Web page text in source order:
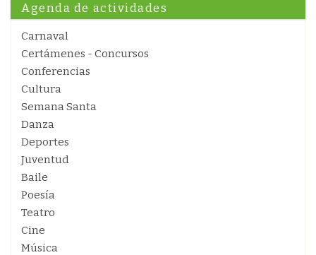
Agenda de actividades
Carnaval
Certámenes - Concursos
Conferencias
Cultura
Semana Santa
Danza
Deportes
Juventud
Baile
Poesía
Teatro
Cine
Música